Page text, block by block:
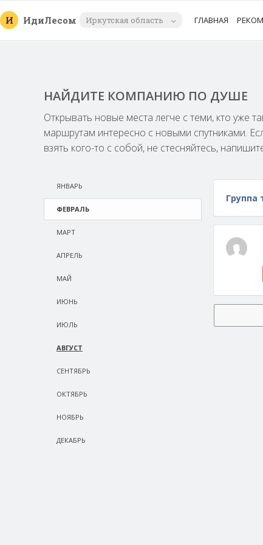
И ИдиЛесом Иркутская область ГЛАВНАЯ
НАЙДИТЕ КОМПАНИЮ ПО ДУШЕ
Открывать новые места легче с теми, кто уже
маршрутам интересно с новыми спутниками.
взять кого-то с собой, не стесняйтесь,
ЯНВАРЬ
ФЕВРАЛЬ
МАРТ
АПРЕЛЬ
МАЙ
ИЮНЬ
ИЮЛЬ
АВГУСТ
СEНТЯБРЬ
ОКТЯБРЬ
НОЯБРЬ
ДЕКАБРЬ
Группа